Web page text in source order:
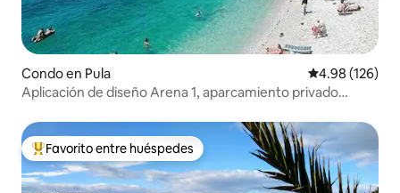
Condo en Pula Calificación
4.98 (126)
Aplicación de diseño Arena 1, aparcamiento privado
Favorito entre huéspedes preferido
Favorito entre huéspedes